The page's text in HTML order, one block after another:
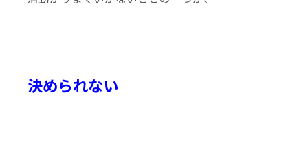
決められない